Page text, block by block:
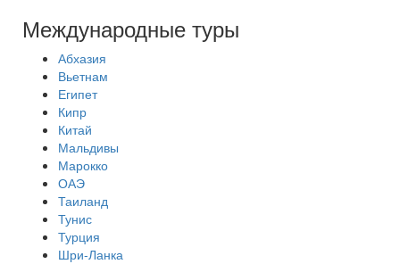
Международные туры
Абхазия
Вьетнам
Египет
Кипр
Китай
Мальдивы
Марокко
ОАЭ
Таиланд
Тунис
Турция
Шри-Ланка